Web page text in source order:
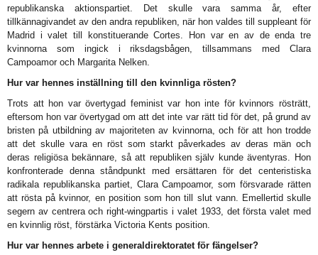
republikanska aktionspartiet. Det skulle vara samma år, efter
tillkännagivandet av den andra republiken, när hon valdes till suppleant för
Madrid i valet till konstituerande Cortes. Hon var en av de enda tre
kvinnorna som ingick i riksdagsbågen, tillsammans med Clara
Campoamor och Margarita Nelken.
Hur var hennes inställning till den kvinnliga rösten?
Trots att hon var övertygad feminist var hon inte för kvinnors rösträtt,
eftersom hon var övertygad om att det inte var rätt tid för det, på grund av
bristen på utbildning av majoriteten av kvinnorna, och för att hon trodde
att det skulle vara en röst som starkt påverkades av deras män och
deras religiösa bekännare, så att republiken själv kunde äventyras. Hon
konfronterade denna ståndpunkt med ersättaren för det centeristiska
radikala republikanska partiet, Clara Campoamor, som försvarade rätten
att rösta på kvinnor, en position som hon till slut vann. Emellertid skulle
segern av centrera och right-wingpartis i valet 1933, det första valet med
en kvinnlig röst, förstärka Victoria Kents position.
Hur var hennes arbete i generaldirektoratet för fängelser?